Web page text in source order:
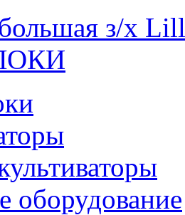
з/х
оборудование